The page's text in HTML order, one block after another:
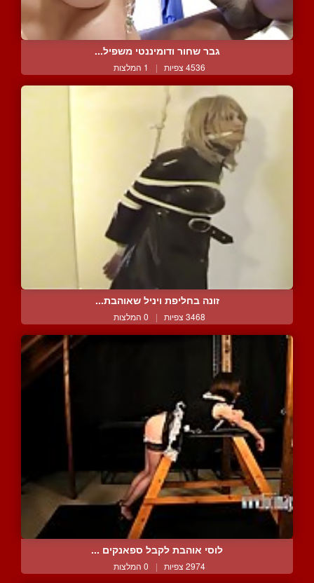
גבר שחור ודומיננטי משפיל...
4536 צפיות | 1 המלצות
זונה בחליפת ויניל שאוהבת...
3468 צפיות | 0 המלצות
לוסי אוהבת לקבל ספאנקים ...
2974 צפיות | 0 המלצות